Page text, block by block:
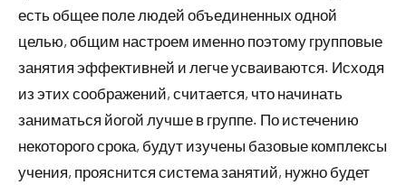
есть общее поле людей объединенных одной
целью, общим настроем именно поэтому групповые
занятия эффективней и легче усваиваются. Исходя
из этих соображений, считается, что начинать
заниматься йогой лучше в группе. По истечению
некоторого срока, будут изучены базовые комплексы
учения, прояснится система занятий, нужно будет